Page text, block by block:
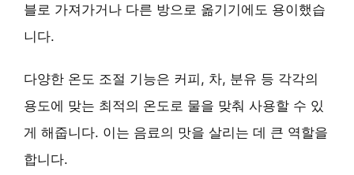
블로 가져가거나 다른 방으로 옮기기에도 용이했습
니다.
다양한 온도 조절 기능은 커피, 차, 분유 등 각각의
용도에 맞는 최적의 온도로 물을 맞춰 사용할 수 있
게 해줍니다. 이는 음료의 맛을 살리는 데 큰 역할을
합니다.